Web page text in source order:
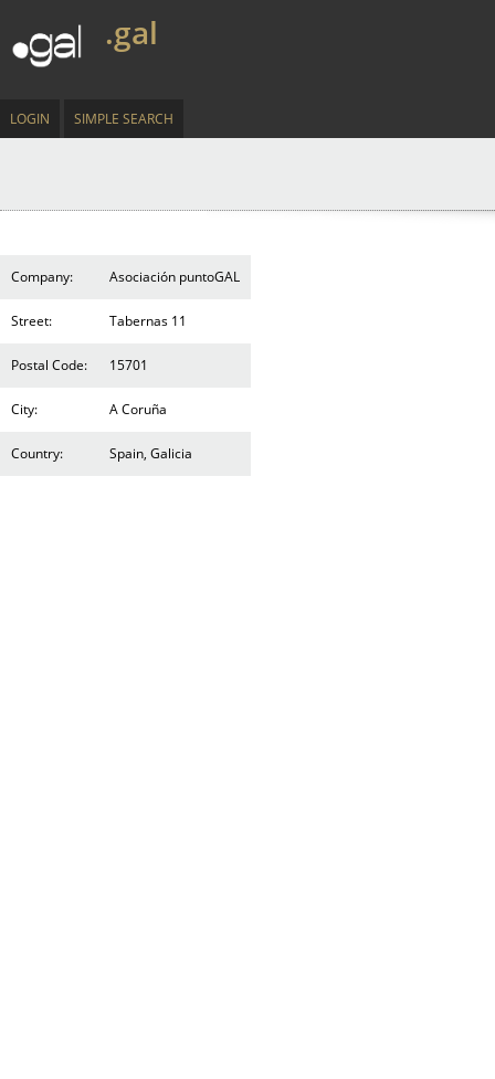
.gal
LOGIN SIMPLE SEARCH
Company: Asociación puntoGAL
Street: Tabernas 11
Postal Code: 15701
City: A Coruña
Country: Spain, Galicia